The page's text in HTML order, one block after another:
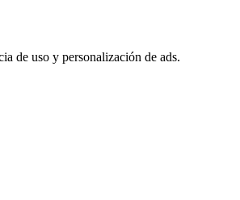
de uso y personalización de ads.